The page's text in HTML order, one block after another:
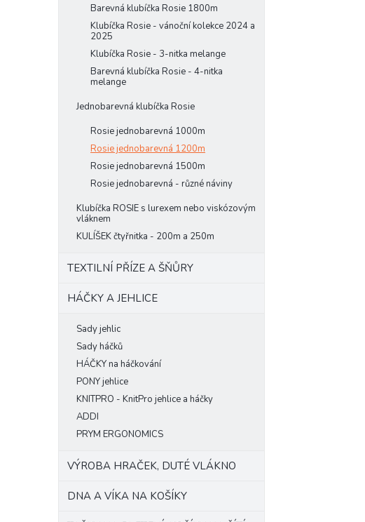
Barevná klubíčka Rosie 1800m
Klubíčka Rosie - vánoční kolekce 2024 a
2025
Klubíčka Rosie - 3-nitka melange
Barevná klubíčka Rosie - 4-nitka
melange
Jednobarevná klubíčka Rosie
Rosie jednobarevná 1000m
Rosie jednobarevná 1200m
Rosie jednobarevná 1500m
Rosie jednobarevná - různé náviny
Klubíčka ROSIE s lurexem nebo viskózovým
vláknem
KULÍŠEK čtyřnitka - 200m a 250m
TEXTILNÍ PŘÍZE A ŠŇŮRY
HÁČKY A JEHLICE
Sady jehlic
Sady háčků
HÁČKY na háčkování
PONY jehlice
KNITPRO - KnitPro jehlice a háčky
ADDI
PRYM ERGONOMICS
VÝROBA HRAČEK, DUTÉ VLÁKNO
DNA A VÍKA NA KOŠÍKY